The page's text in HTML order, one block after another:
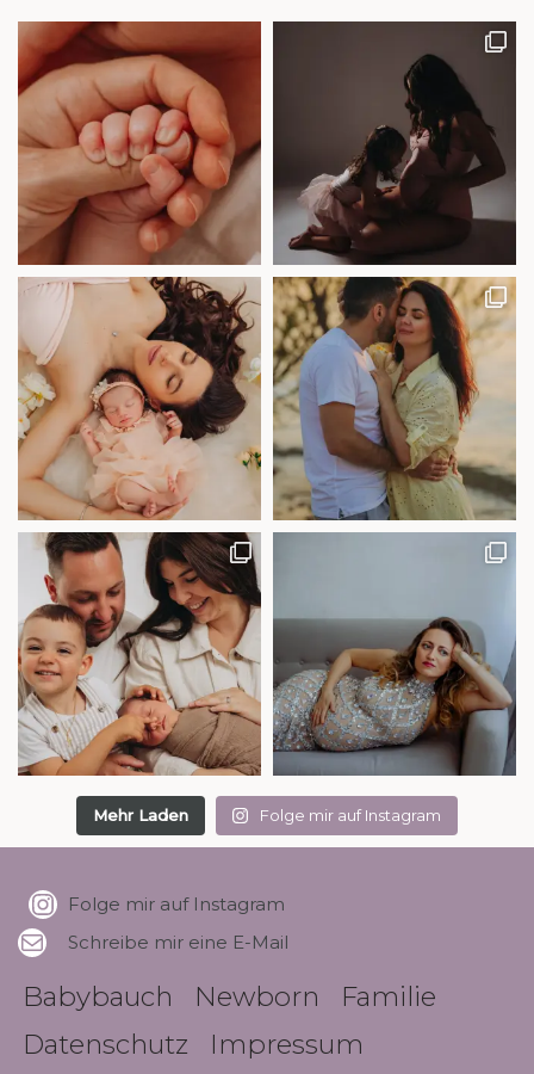
Mehr Laden Folge mir auf Instagram
Folge mir auf Instagram
Schreibe mir eine E-Mail
Babybauch Newborn
Familie
Datenschutz
Impressum